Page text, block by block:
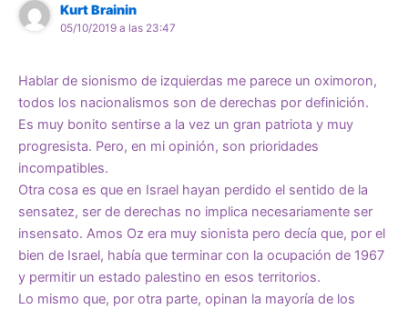
Kurt Brainin
05/10/2019 a las 23:47
Hablar de sionismo de izquierdas me parece un oximoron,
todos los nacionalismos son de derechas por definición.
Es muy bonito sentirse a la vez un gran patriota y muy
progresista. Pero, en mi opinión, son prioridades
incompatibles.
Otra cosa es que en Israel hayan perdido el sentido de la
sensatez, ser de derechas no implica necesariamente ser
insensato. Amos Oz era muy sionista pero decía que, por el
bien de Israel, había que terminar con la ocupación de 1967
y permitir un estado palestino en esos territorios.
Lo mismo que, por otra parte, opinan la mayoría de los